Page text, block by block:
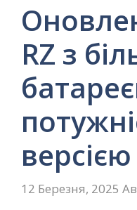
RZ з
12 Березня, 2025